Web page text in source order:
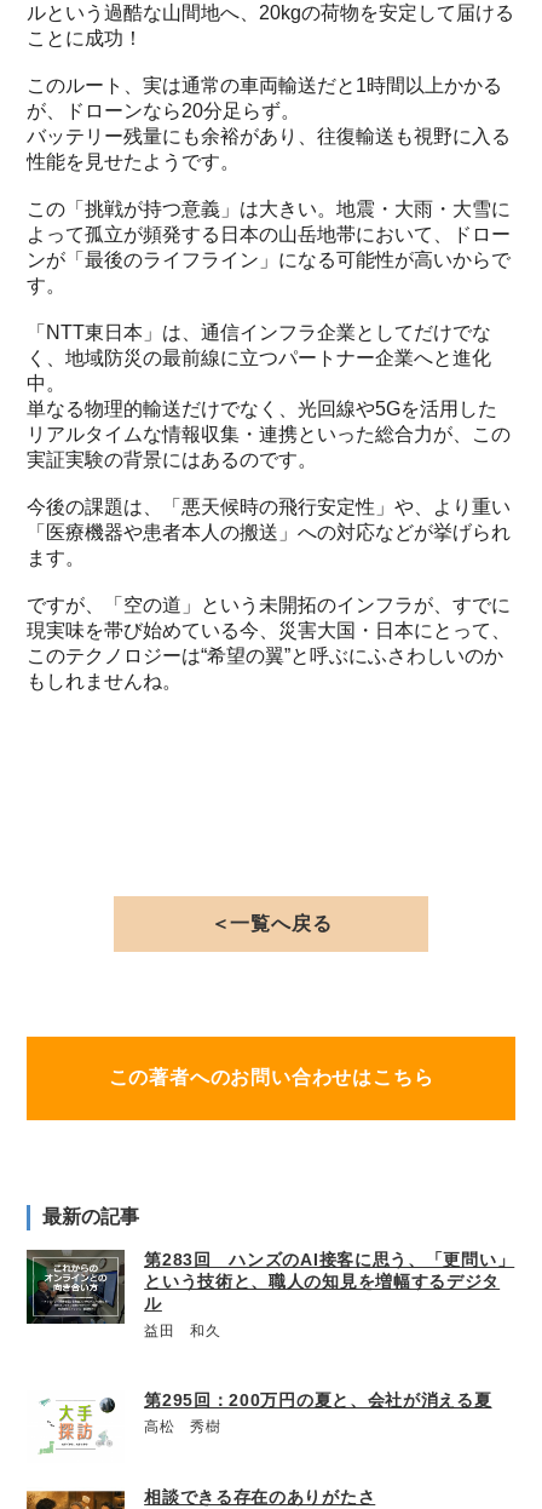
ルという過酷な山間地へ、20kgの荷物を安定して届ける
ことに成功！
このルート、実は通常の車両輸送だと1時間以上かかる
が、ドローンなら20分足らず。
バッテリー残量にも余裕があり、往復輸送も視野に入る
性能を見せたようです。
この「挑戦が持つ意義」は大きい。地震・大雨・大雪に
よって孤立が頻発する日本の山岳地帯において、ドロー
ンが「最後のライフライン」になる可能性が高いからで
す。
「NTT東日本」は、通信インフラ企業としてだけでな
く、地域防災の最前線に立つパートナー企業へと進化
中。
単なる物理的輸送だけでなく、光回線や5Gを活用した
リアルタイムな情報収集・連携といった総合力が、この
実証実験の背景にはあるのです。
今後の課題は、「悪天候時の飛行安定性」や、より重い
「医療機器や患者本人の搬送」への対応などが挙げられ
ます。
ですが、「空の道」という未開拓のインフラが、すでに
現実味を帯び始めている今、災害大国・日本にとって、
このテクノロジーは“希望の翼”と呼ぶにふさわしいのか
もしれませんね。
＜一覧へ戻る
この著者へのお問い合わせはこちら
最新の記事
第283回 ハンズのAI接客に思う、「更問い」
という技術と、職人の知見を増幅するデジタ
ル
益田 和久
第295回：200万円の夏と、会社が消える夏
高松 秀樹
相談できる存在のありがたさ